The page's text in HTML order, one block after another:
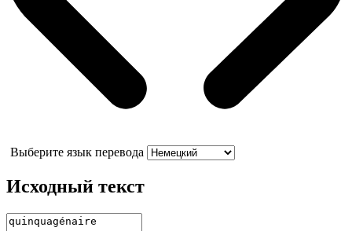
Выберите язык перевода
Исходный текст